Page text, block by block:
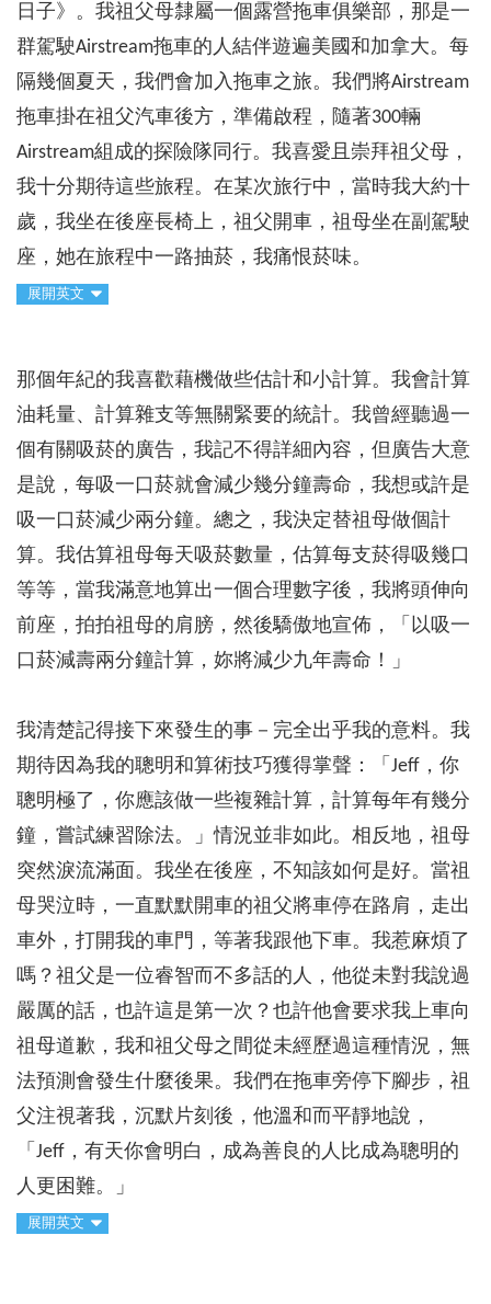
日子》。我祖父母隸屬一個露營拖車俱樂部，那是一
群駕駛Airstream拖車的人結伴遊遍美國和加拿大。每
隔幾個夏天，我們會加入拖車之旅。我們將Airstream
拖車掛在祖父汽車後方，準備啟程，隨著300輛
Airstream組成的探險隊同行。我喜愛且崇拜祖父母，
我十分期待這些旅程。在某次旅行中，當時我大約十
歲，我坐在後座長椅上，祖父開車，祖母坐在副駕駛
座，她在旅程中一路抽菸，我痛恨菸味。
展開英文
那個年紀的我喜歡藉機做些估計和小計算。我會計算
油耗量、計算雜支等無關緊要的統計。我曾經聽過一
個有關吸菸的廣告，我記不得詳細內容，但廣告大意
是說，每吸一口菸就會減少幾分鐘壽命，我想或許是
吸一口菸減少兩分鐘。總之，我決定替祖母做個計
算。我估算祖母每天吸菸數量，估算每支菸得吸幾口
等等，當我滿意地算出一個合理數字後，我將頭伸向
前座，拍拍祖母的肩膀，然後驕傲地宣佈，「以吸一
口菸減壽兩分鐘計算，妳將減少九年壽命！」
我清楚記得接下來發生的事－完全出乎我的意料。我
期待因為我的聰明和算術技巧獲得掌聲：「Jeff，你
聰明極了，你應該做一些複雜計算，計算每年有幾分
鐘，嘗試練習除法。」情況並非如此。相反地，祖母
突然淚流滿面。我坐在後座，不知該如何是好。當祖
母哭泣時，一直默默開車的祖父將車停在路肩，走出
車外，打開我的車門，等著我跟他下車。我惹麻煩了
嗎？祖父是一位睿智而不多話的人，他從未對我說過
嚴厲的話，也許這是第一次？也許他會要求我上車向
祖母道歉，我和祖父母之間從未經歷過這種情況，無
法預測會發生什麼後果。我們在拖車旁停下腳步，祖
父注視著我，沉默片刻後，他溫和而平靜地說，
「Jeff，有天你會明白，成為善良的人比成為聰明的
人更困難。」
展開英文